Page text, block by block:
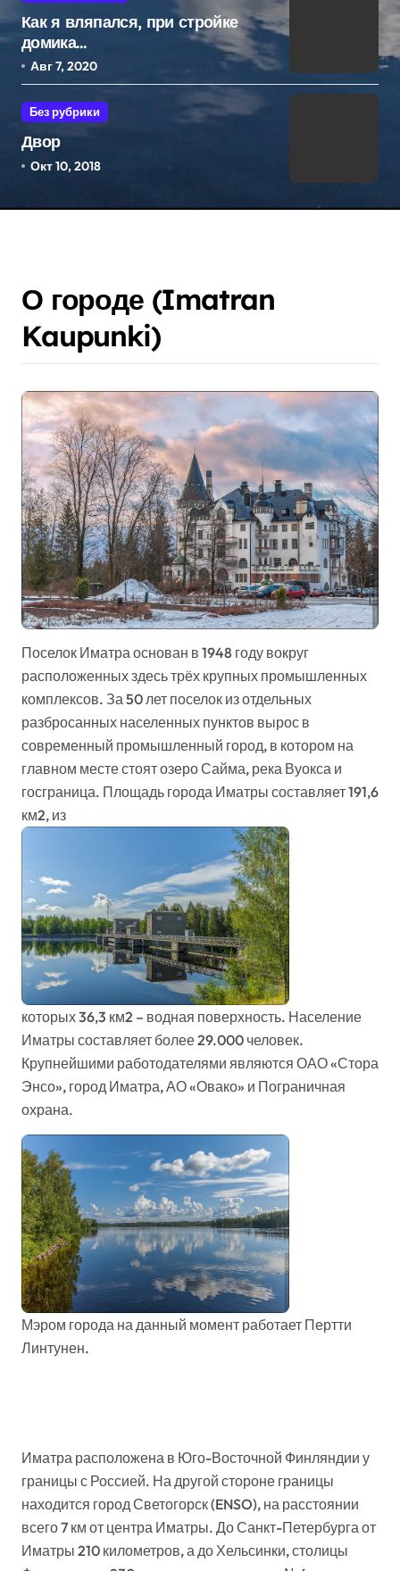
Как я вляпался, при стройке
домика…
Авг 7, 2020
Без рубрики
Двор
Окт 10, 2018
О городе (Imatran
Kaupunki)
Поселок Иматра основан в 1948 году вокруг
расположенных здесь трёх крупных промышленных
комплексов. За 50 лет поселок из отдельных
разбросанных населенных пунктов вырос в
современный промышленный город, в котором на
главном месте стоят озеро Сайма, река Вуокса и
госграница. Площадь города Иматры составляет 191,6
км2, из
которых 36,3 км2 – водная поверхность. Население
Иматры составляет более 29.000 человек.
Крупнейшими работодателями являются ОАО «Стора
Энсо», город Иматра, АО «Овако» и Пограничная
охрана.
Мэром города на данный момент работает Пертти
Линтунен.
Иматра расположена в Юго-Восточной Финляндии у
границы с Россией. На другой стороне границы
находится город Светогорск (ENSO), на расстоянии
всего 7 км от центра Иматры. До Санкт-Петербурга от
Иматры 210 километров, а до Хельсинки, столицы